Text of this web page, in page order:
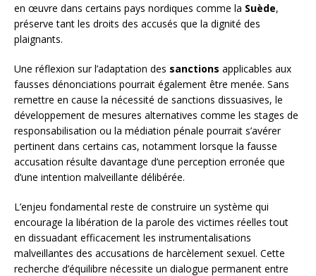
en œuvre dans certains pays nordiques comme la Suède,
préserve tant les droits des accusés que la dignité des
plaignants.
Une réflexion sur l’adaptation des sanctions applicables aux
fausses dénonciations pourrait également être menée. Sans
remettre en cause la nécessité de sanctions dissuasives, le
développement de mesures alternatives comme les stages de
responsabilisation ou la médiation pénale pourrait s’avérer
pertinent dans certains cas, notamment lorsque la fausse
accusation résulte davantage d’une perception erronée que
d’une intention malveillante délibérée.
L’enjeu fondamental reste de construire un système qui
encourage la libération de la parole des victimes réelles tout
en dissuadant efficacement les instrumentalisations
malveillantes des accusations de harcèlement sexuel. Cette
recherche d’équilibre nécessite un dialogue permanent entre